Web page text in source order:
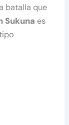
batalla que
Sukuna es